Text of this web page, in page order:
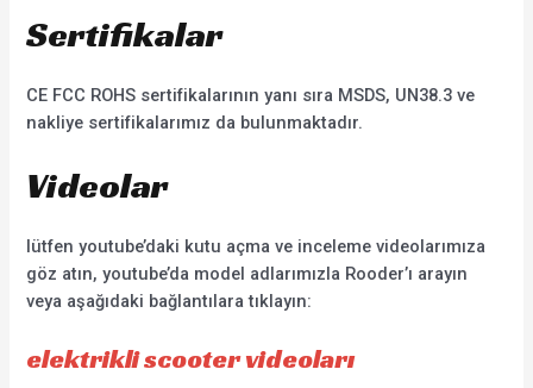
Sertifikalar
CE FCC ROHS sertifikalarının yanı sıra MSDS, UN38.3 ve
nakliye sertifikalarımız da bulunmaktadır.
Videolar
lütfen youtube’daki kutu açma ve inceleme videolarımıza
göz atın, youtube’da model adlarımızla Rooder’ı arayın
veya aşağıdaki bağlantılara tıklayın:
elektrikli scooter videoları